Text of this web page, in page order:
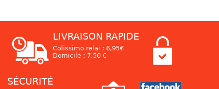
LIVRAISON RAPIDE
Colissimo relai : 6,95€
Domicile : 7,50 €
SÉCURITÉ